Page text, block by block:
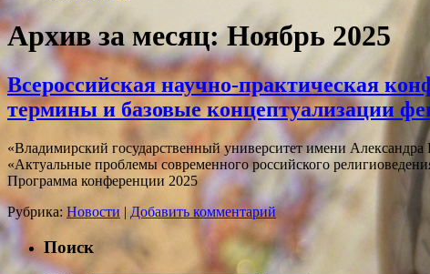
Архив за месяц:Ноябрь 2025
Всероссийская научно-практическая
термины и базовые концептуализации
«Владимирский государственный университет имени
«Актуальные проблемы современного российского
Программа конференции 2025
Рубрика: Новости | Добавить комментарий
Поиск